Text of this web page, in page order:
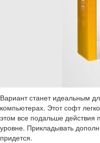
Вариант станет идеальным
компьютерах. Этот софт
этом все подальше действия
уровне. Прикладывать
придется.